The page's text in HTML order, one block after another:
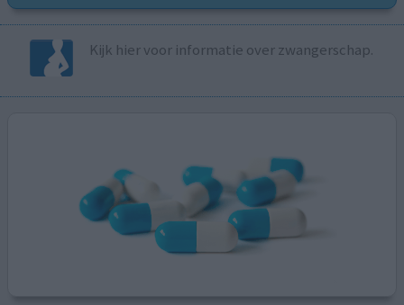
Kijk hier voor informatie over zwangerschap.